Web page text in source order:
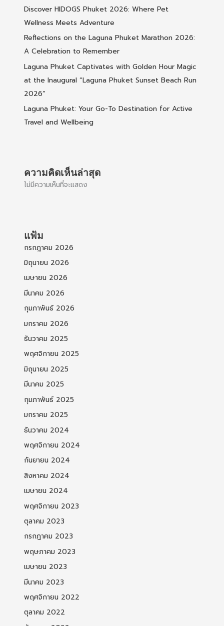
Discover HIDOGS Phuket 2026: Where Pet
Wellness Meets Adventure
Reflections on the Laguna Phuket Marathon 2026:
A Celebration to Remember
Laguna Phuket Captivates with Golden Hour Magic
at the Inaugural “Laguna Phuket Sunset Beach Run
2026”
Laguna Phuket: Your Go-To Destination for Active
Travel and Wellbeing
ความคิดเห็นล่าสุด
ไม่มีความเห็นที่จะแสดง
แฟ้ม
กรกฎาคม 2026
มิถุนายน 2026
เมษายน 2026
มีนาคม 2026
กุมภาพันธ์ 2026
มกราคม 2026
ธันวาคม 2025
พฤศจิกายน 2025
มิถุนายน 2025
มีนาคม 2025
กุมภาพันธ์ 2025
มกราคม 2025
ธันวาคม 2024
พฤศจิกายน 2024
กันยายน 2024
สิงหาคม 2024
เมษายน 2024
พฤศจิกายน 2023
ตุลาคม 2023
กรกฎาคม 2023
พฤษภาคม 2023
เมษายน 2023
มีนาคม 2023
พฤศจิกายน 2022
ตุลาคม 2022